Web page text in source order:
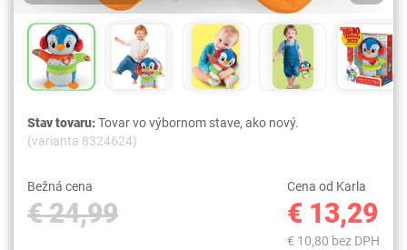
Stav tovaru:Tovar vo výbornom stave, ako nový.
(varianta 8324624)
Bežná cena
€ 24,99
Cena od Karla
€ 13,29
€ 10,80 bez DPH